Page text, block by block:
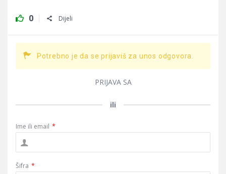
0 Dijeli
Potrebno je da se prijaviš za unos odgovora.
PRIJAVA SA
ili
Ime ili email *
Šifra *